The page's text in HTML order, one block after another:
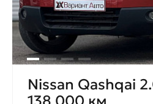
Nissan Qashqai